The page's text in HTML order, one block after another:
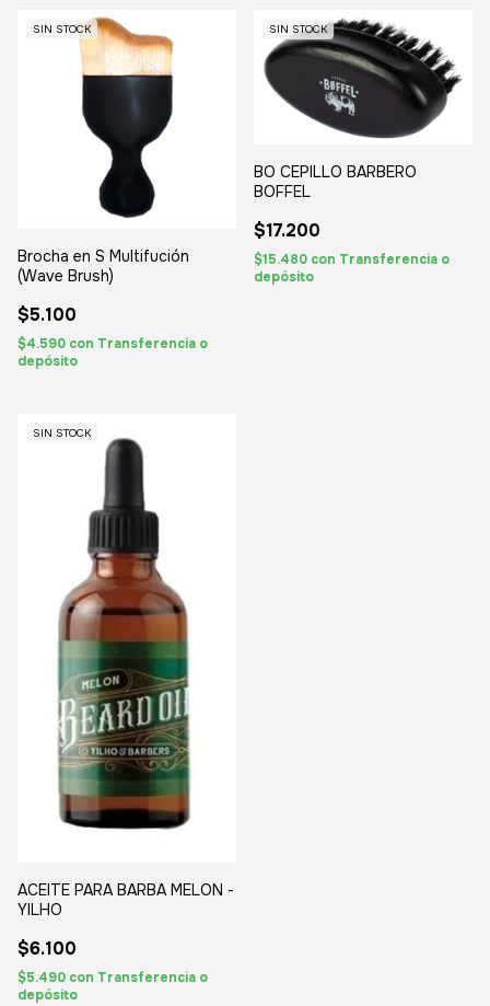
SIN STOCK
Brocha en S Multifución
(Wave Brush)
$5.100
$4.590 con Transferencia o
depósito
SIN STOCK
BO CEPILLO BARBERO
BOFFEL
$17.200
$15.480 con Transferencia o
depósito
SIN STOCK
ACEITE PARA BARBA MELON -
YILHO
$6.100
$5.490 con Transferencia o
depósito